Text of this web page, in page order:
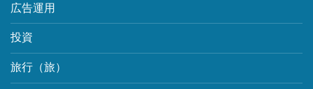
広告運用
投資
旅行（旅）